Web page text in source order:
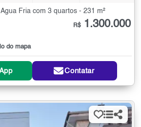
Fria com 3 quartos - 231 m²
do mapa
R$ 1.300.000
Contatar